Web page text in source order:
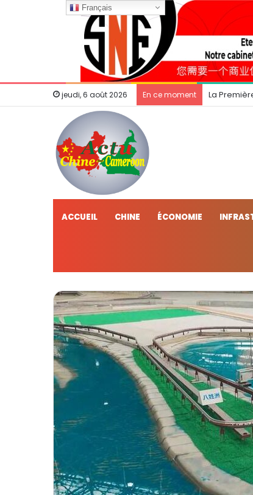
jeudi, 6 août 2026 En ce moment La
ACCUEIL CHINE ÉCONOMIE
Français